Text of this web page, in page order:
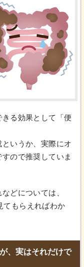
る効果として「便
いうか、実際にオ
ので推奨していま
どについては、
てもらえればわか
、実はそれだけで